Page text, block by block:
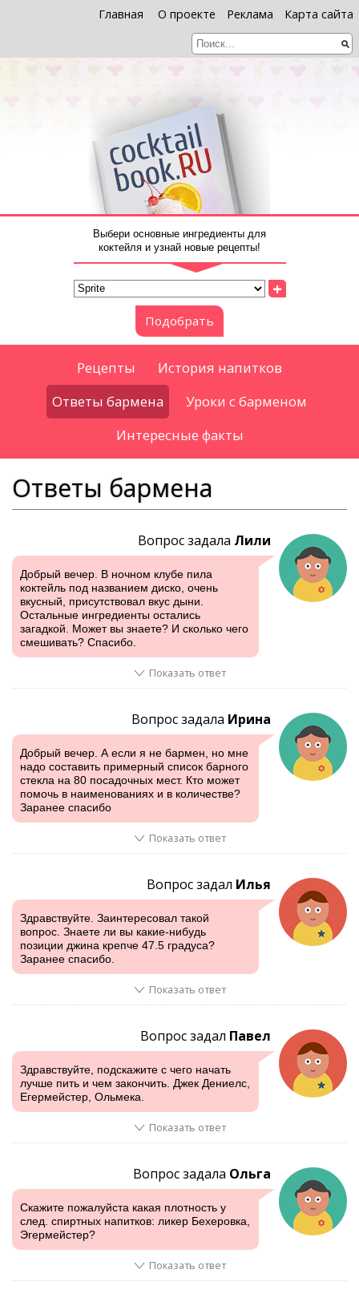
Главная О проекте Реклама Карта сайта
Выбери основные ингредиенты для
коктейля и узнай новые рецепты!
+
Подобрать
Рецепты
История напитков
Ответы бармена
Уроки с барменом
Интересные факты
Ответы бармена
Вопрос задала Лили
Добрый вечер. В ночном клубе пила
коктейль под названием диско, очень
вкусный, присутствовал вкус дыни.
Остальные ингредиенты остались
загадкой. Может вы знаете? И сколько чего
смешивать? Спасибо.
Показать ответ
Вопрос задала Ирина
Добрый вечер. А если я не бармен, но мне
надо составить примерный список барного
стекла на 80 посадочных мест. Кто может
помочь в наименованиях и в количестве?
Заранее спасибо
Показать ответ
Вопрос задал Илья
Здравствуйте. Заинтересовал такой
вопрос. Знаете ли вы какие-нибудь
позиции джина крепче 47.5 градуса?
Заранее спасибо.
Показать ответ
Вопрос задал Павел
Здравствуйте, подскажите с чего начать
лучше пить и чем закончить. Джек Дениелс,
Егермейстер, Ольмека.
Показать ответ
Вопрос задала Ольга
Скажите пожалуйста какая плотность у
след. спиртных напитков: ликер Бехеровка,
Эгермейстер?
Показать ответ